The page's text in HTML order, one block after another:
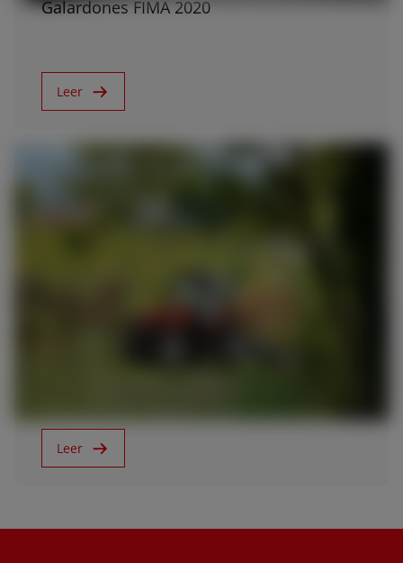
Galardones FIMA 2020
Leer
SAME Frutteto 100 ActiveSteer
Leer